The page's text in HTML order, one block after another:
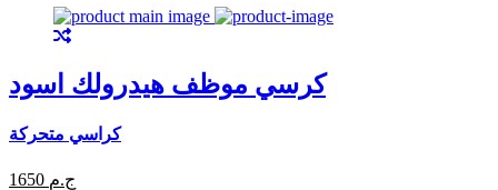
كرسي موظف هيدرولك اسود
كراسي متحركة
1650 ج.م